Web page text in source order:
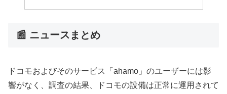
📰 ニュースまとめ
ドコモおよびそのサービス「ahamo」のユーザーには影
響がなく、調査の結果、ドコモの設備は正常に運用されて